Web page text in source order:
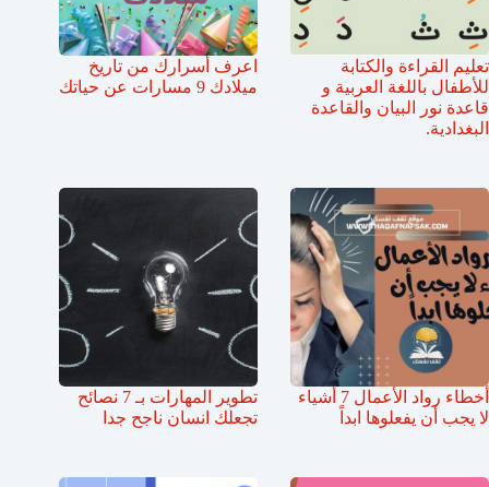
تعليم القراءة والكتابة
للأطفال باللغة العربية و
قاعدة نور البيان والقاعدة
البغدادية.
اعرف أسرارك من تاريخ
ميلادك 9 مسارات عن حياتك
أخطاء رواد الأعمال 7 أشياء
لا يجب أن يفعلوها ابداً
تطوير المهارات بـ 7 نصائح
تجعلك انسان ناجح جدا